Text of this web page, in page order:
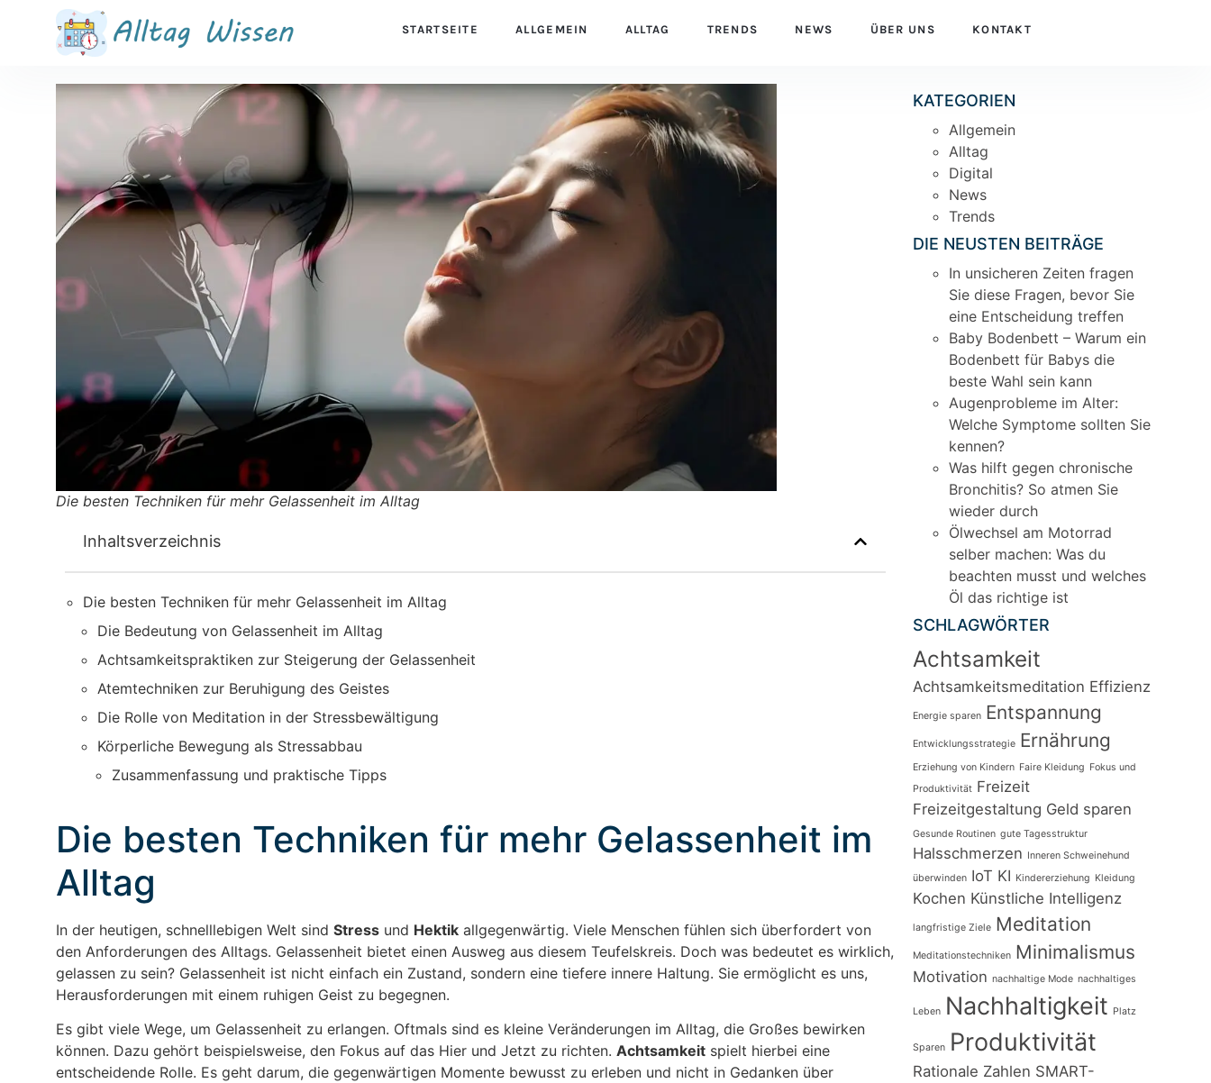
STARTSEITE ALLGEMEIN ALLTAG TRENDS NEWS ÜBER UNS KONTAKT
Die besten Techniken für mehr Gelassenheit im Alltag
Inhaltsverzeichnis
Die besten Techniken für mehr Gelassenheit im Alltag
Die Bedeutung von Gelassenheit im Alltag
Achtsamkeitspraktiken zur Steigerung der Gelassenheit
Atemtechniken zur Beruhigung des Geistes
Die Rolle von Meditation in der Stressbewältigung
Körperliche Bewegung als Stressabbau
Zusammenfassung und praktische Tipps
Die besten Techniken für mehr Gelassenheit im
Alltag
In der heutigen, schnelllebigen Welt sind Stress und Hektik allgegenwärtig. Viele Menschen fühlen sich überfordert von
den Anforderungen des Alltags. Gelassenheit bietet einen Ausweg aus diesem Teufelskreis. Doch was bedeutet es wirklich,
gelassen zu sein? Gelassenheit ist nicht einfach ein Zustand, sondern eine tiefere innere Haltung. Sie ermöglicht es uns,
Herausforderungen mit einem ruhigen Geist zu begegnen.
Es gibt viele Wege, um Gelassenheit zu erlangen. Oftmals sind es kleine Veränderungen im Alltag, die Großes bewirken
können. Dazu gehört beispielsweise, den Fokus auf das Hier und Jetzt zu richten. Achtsamkeit spielt hierbei eine
entscheidende Rolle. Es geht darum, die gegenwärtigen Momente bewusst zu erleben und nicht in Gedanken über
KATEGORIEN
Allgemein
Alltag
Digital
News
Trends
DIE NEUSTEN BEITRÄGE
In unsicheren Zeiten fragen
Sie diese Fragen, bevor Sie
eine Entscheidung treffen
Baby Bodenbett – Warum ein
Bodenbett für Babys die
beste Wahl sein kann
Augenprobleme im Alter:
Welche Symptome sollten Sie
kennen?
Was hilft gegen chronische
Bronchitis? So atmen Sie
wieder durch
Ölwechsel am Motorrad
selber machen: Was du
beachten musst und welches
Öl das richtige ist
SCHLAGWÖRTER
Achtsamkeit
Achtsamkeitsmeditation Effizienz
Energie sparen Entspannung
Entwicklungsstrategie Ernährung
Erziehung von Kindern Faire Kleidung Fokus und
Produktivität Freizeit
Freizeitgestaltung Geld sparen
Gesunde Routinen gute Tagesstruktur
Halsschmerzen Inneren Schweinehund
überwinden IoT KI Kindererziehung Kleidung
Kochen Künstliche Intelligenz
langfristige Ziele Meditation
Meditationstechniken Minimalismus
Motivation nachhaltige Mode nachhaltiges
Leben Nachhaltigkeit Platz
Sparen Produktivität
Rationale Zahlen SMART-